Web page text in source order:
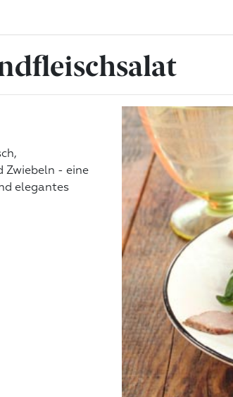
Zwiebeln - eine
elegantes